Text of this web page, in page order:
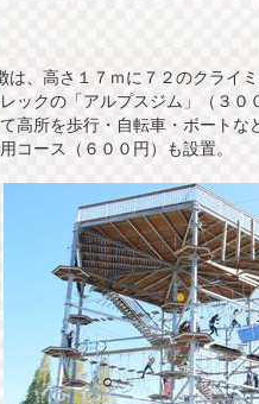
は、高さ１７ｍに７２のクライ
ックの「アルプスジム」（３０
高所を歩行・自転車・ボートな
コース（６００円）も設置。